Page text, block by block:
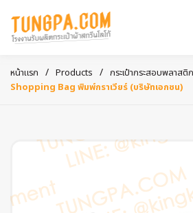
หน้าแรก / Products / กระเป๋ากระสอบพลาสติ
Shopping Bag พิมพ์กราเวียร์ (บริษัทเอกชน)